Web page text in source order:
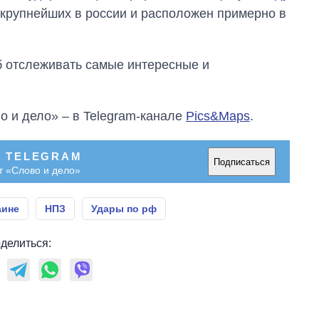
в россии и расположен примерно в
отслеживать самые интересные и
и дело» – в Telegram-канале Pics&Maps.
«Слово и дело»
Подписаться
НПЗ Удары по рф